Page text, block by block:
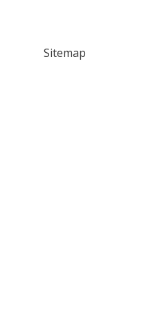
Sitemap